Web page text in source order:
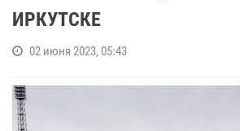
ИРКУТСКЕ
02 июня 2023, 05:43